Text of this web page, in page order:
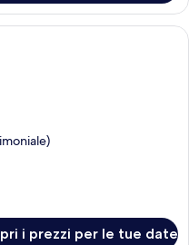
soggiorno moderno con un
i prezzi per le tue date